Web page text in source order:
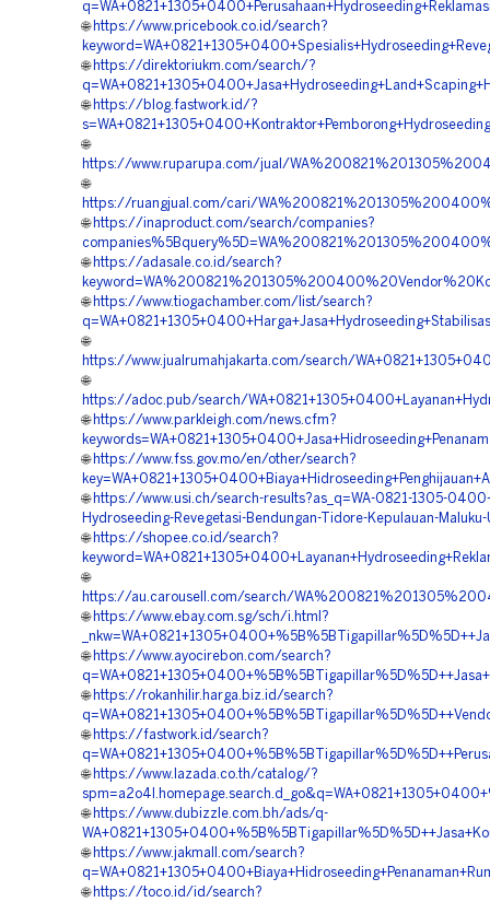
🌐 https://www.pricebook.co.id/search?
🌐 https://direktoriukm.com/search/?
🌐 https://blog.fastwork.id/?
🌐
https://www.ruparupa.com/jual/
🌐
https://ruangjual.com/cari/
🌐 https://inaproduct.com/search/companies?
🌐 https://adasale.co.id/search?
🌐 https://www.tiogachamber.com/list/search?
🌐
https://www.jualrumahjakarta.com/search/
🌐
https://adoc.pub/search/
🌐 https://www.parkleigh.com/news.cfm?
🌐 https://www.fss.gov.mo/en/other/search?
🌐 https://www.usi.ch/search-results?as_q=WA-0821-1305-0400-
Hydroseeding-Revegetasi-Bendungan-Tidore-Kepulauan-Maluku-
🌐 https://shopee.co.id/search?
🌐
https://au.carousell.com/search/
🌐 https://www.ebay.com.sg/sch/i.html?
🌐 https://www.ayocirebon.com/search?
🌐 https://rokanhilir.harga.biz.id/search?
🌐 https://fastwork.id/search?
🌐 https://www.lazada.co.th/catalog/?
🌐 https://www.dubizzle.com.bh/ads/q-
🌐 https://www.jakmall.com/search?
🌐 https://toco.id/id/search?